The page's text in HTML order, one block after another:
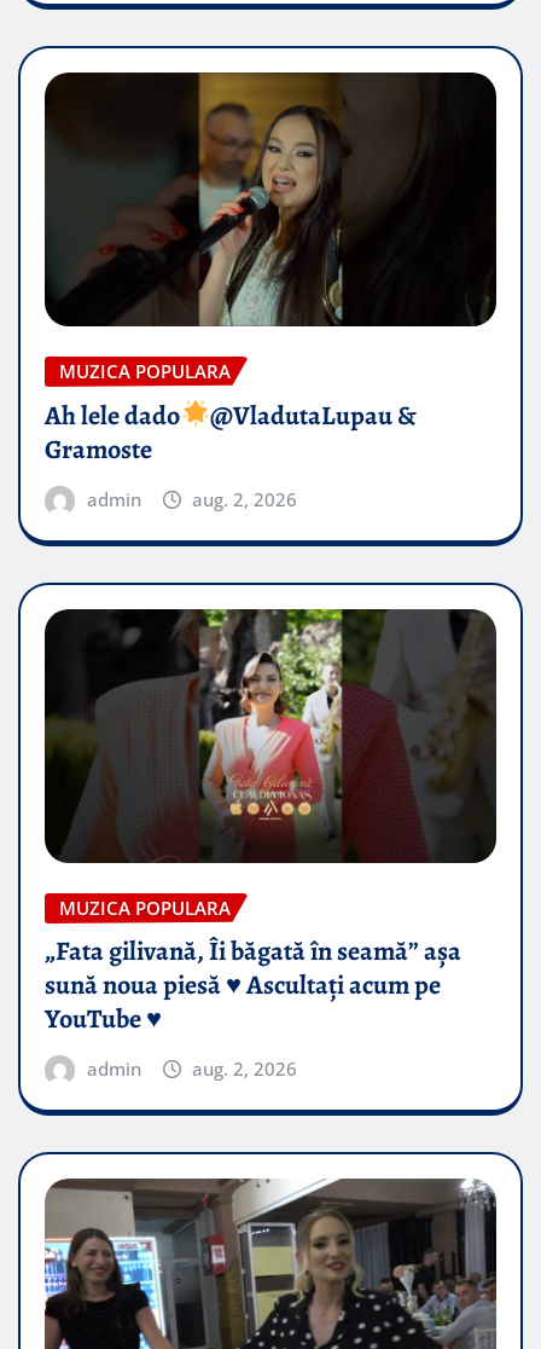
MUZICA POPULARA
Ah lele dado​
@VladutaLupau &
Gramoste
admin aug. 2, 2026
MUZICA POPULARA
„Fata gilivană, Îi băgată în seamă” așa
sună noua piesă ♥️ Ascultați acum pe
YouTube ♥️
admin aug. 2, 2026